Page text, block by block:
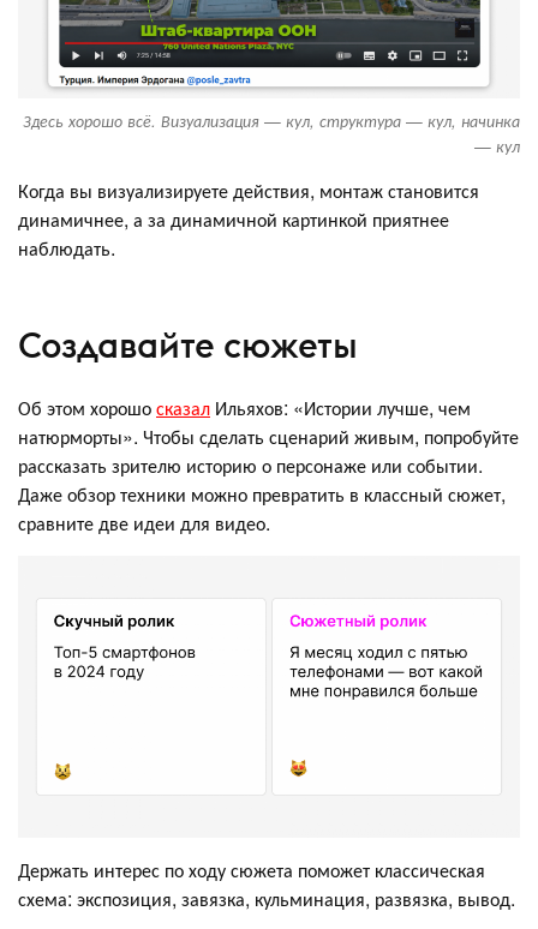
Здесь хорошо всё. Визуализация — кул, структура — кул, начинка
— кул
Когда вы визуализируете действия, монтаж становится
динамичнее, а за динамичной картинкой приятнее
наблюдать.
Создавайте сюжеты
Об этом хорошосказал Ильяхов: «Истории лучше, чем
натюрморты». Чтобы сделать сценарий живым, попробуйте
рассказать зрителю историю о персонаже или событии.
Даже обзор техники можно превратить в классный сюжет,
сравните две идеи для видео.
Держать интерес по ходу сюжета поможет классическая
схема: экспозиция, завязка, кульминация, развязка, вывод.